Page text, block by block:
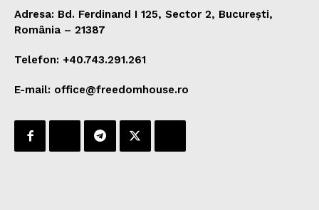
Adresa: Bd. Ferdinand I 125, Sector 2, București,
România – 21387
Telefon: +40.743.291.261
E-mail: office@freedomhouse.ro